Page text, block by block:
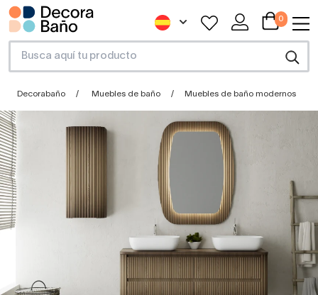
0
Decorabaño Muebles de baño Muebles de baño modernos